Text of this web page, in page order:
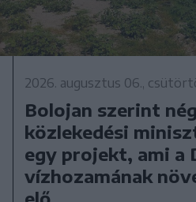
2026. augusztus 06.,
Bolojan szerint
közlekedési
egy projekt, ami a
vízhozamának